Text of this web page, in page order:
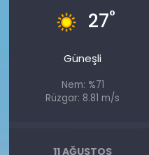
27°
Güneşli
Nem: %71
Rüzgar: 8.81 m/s
11 AĞUSTOS